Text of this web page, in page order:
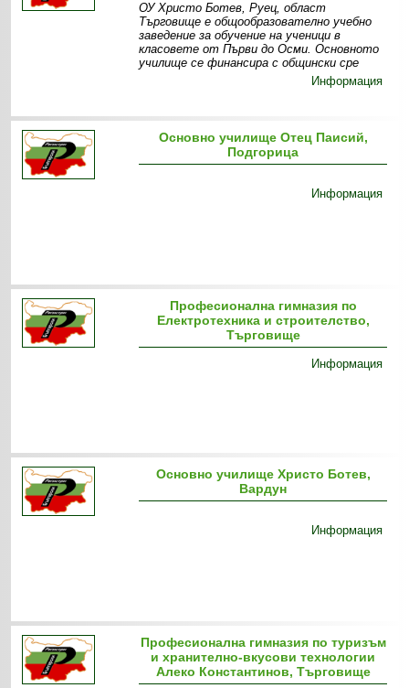
ОУ Христо Ботев, Руец, област
Търговище е общообразователно учебно
заведение за обучение на ученици в
класовете от Първи до Осми. Основното
училище се финансира с общински сре
Информация
Основно училище Отец Паисий,
Подгорица
Информация
Професионална гимназия по
Електротехника и строителство,
Търговище
Информация
Основно училище Христо Ботев,
Вардун
Информация
Професионална гимназия по туризъм
и хранително-вкусови технологии
Алеко Константинов, Търговище